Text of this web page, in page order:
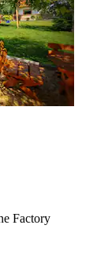
Factory